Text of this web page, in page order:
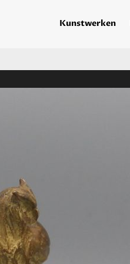
Kunstwerken